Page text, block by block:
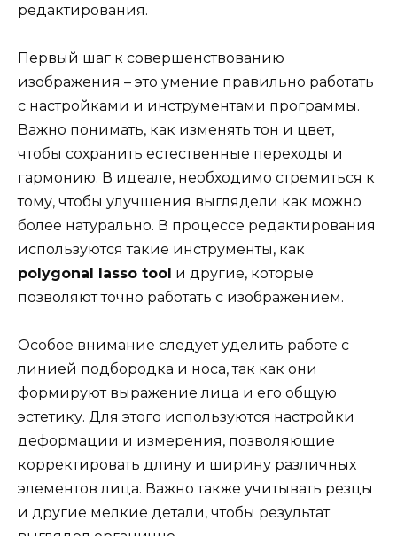
редактирования.
Первый шаг к совершенствованию
изображения – это умение правильно работать
с настройками и инструментами программы.
Важно понимать, как изменять тон и цвет,
чтобы сохранить естественные переходы и
гармонию. В идеале, необходимо стремиться к
тому, чтобы улучшения выглядели как можно
более натурально. В процессе редактирования
используются такие инструменты, как
polygonal lasso tool и другие, которые
позволяют точно работать с изображением.
Особое внимание следует уделить работе с
линией подбородка и носа, так как они
формируют выражение лица и его общую
эстетику. Для этого используются настройки
деформации и измерения, позволяющие
корректировать длину и ширину различных
элементов лица. Важно также учитывать резцы
и другие мелкие детали, чтобы результат